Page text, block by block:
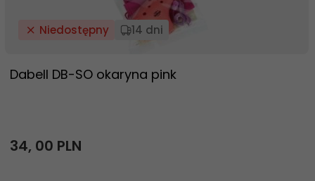
Niedostępny 14 dni
Dabell DB-SO okaryna pink
34, 00 PLN